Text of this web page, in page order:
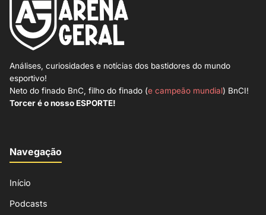
Análises, curiosidades e notícias dos bastidores do mundo
esportivo!
Neto do finado BnC, filho do finado (e campeão mundial) BnCI!
Torcer é o nosso ESPORTE!
Navegação
Início
Podcasts